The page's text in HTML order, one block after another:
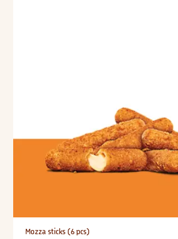
Mozza sticks (6 pcs)